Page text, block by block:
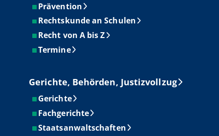
Prävention
Rechtskunde an Schulen
Recht von A bis Z
Termine
Gerichte, Behörden, Justizvollzug
Gerichte
Fachgerichte
Staatsanwaltschaften